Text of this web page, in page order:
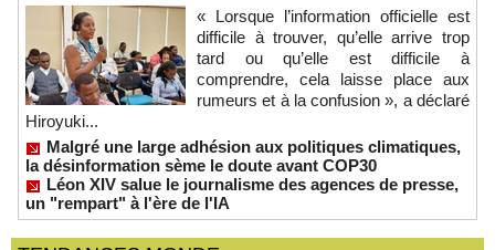
« Lorsque l’information officielle est
difficile à trouver, qu’elle arrive trop
tard ou qu’elle est difficile à
comprendre, cela laisse place aux
rumeurs et à la confusion », a déclaré
Hiroyuki...
Malgré une large adhésion aux politiques climatiques,
la désinformation sème le doute avant COP30
Léon XIV salue le journalisme des agences de presse,
un "rempart" à l'ère de l'IA